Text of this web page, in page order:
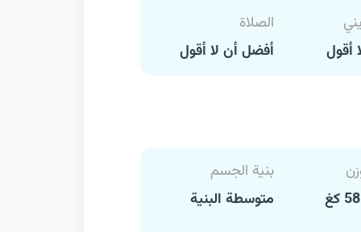
أقول
الصلاة
أفضل أن لا أقول
بنية الجسم
متوسطة البنية